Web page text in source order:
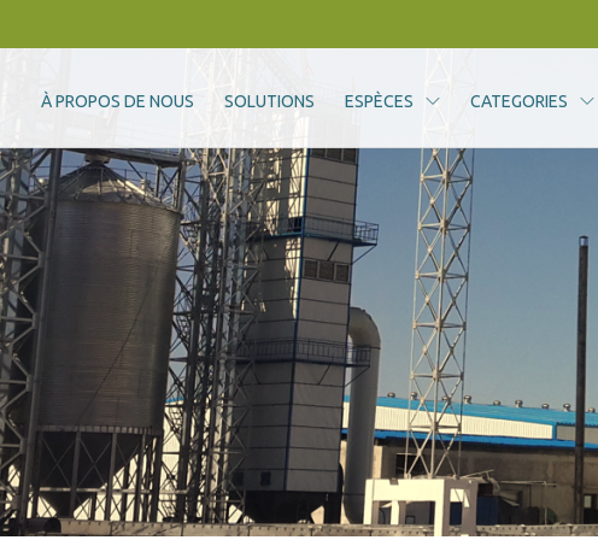
À PROPOS DE NOUS SOLUTIONS ESPÈCES CATEGORIES